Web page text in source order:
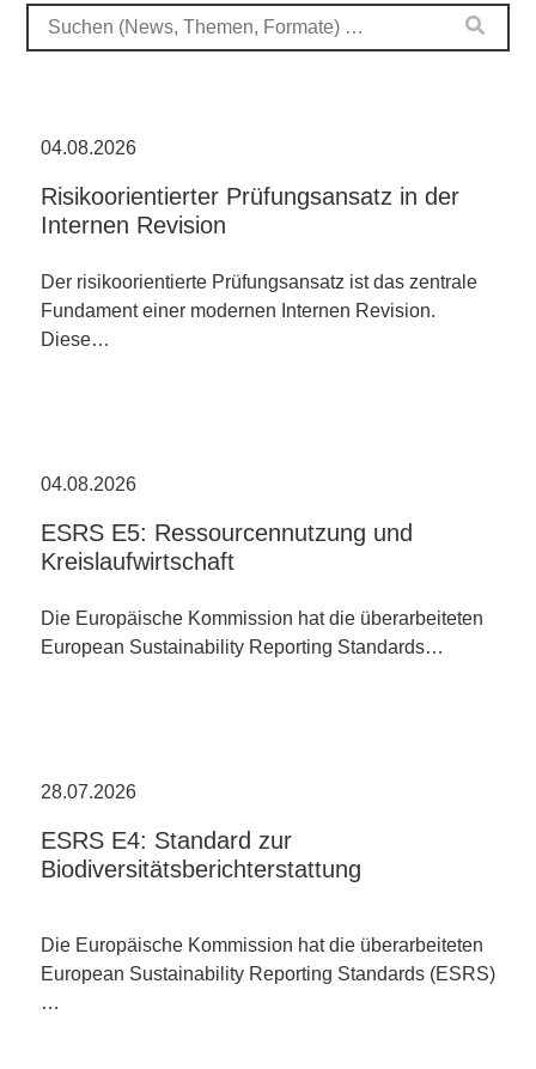
04.08.2026
Risikoorientierter Prüfungsansatz in der
Internen Revision
Der risikoorientierte Prüfungsansatz ist das zentrale
Fundament einer modernen Internen Revision.
Diese…
04.08.2026
ESRS E5: Ressourcennutzung und
Kreislaufwirtschaft
Die Europäische Kommission hat die überarbeiteten
European Sustainability Reporting Standards…
28.07.2026
ESRS E4: Standard zur
Biodiversitätsberichterstattung
Die Europäische Kommission hat die überarbeiteten
European Sustainability Reporting Standards (ESRS)
…